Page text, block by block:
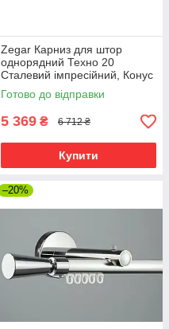
Zegar Карниз для штор
однорядний Техно 20
Сталевий імпресійний, Конус
Готово до відправки
5 369 ₴ 6 712 ₴
Купити
–20%